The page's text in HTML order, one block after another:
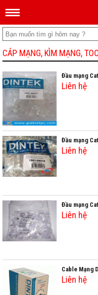
CÁP MẠNG, KÌM MẠNG,
Đầu mạng
Liên hệ
Đầu mạng
Liên hệ
Đầu mạng
Liên hệ
Cable Mạng
Liên hệ